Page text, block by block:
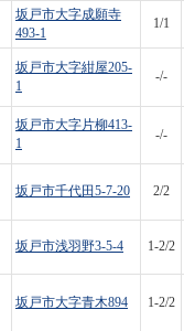
坂戸市大字成願寺
493-1
1/1
坂戸市大字紺屋205-
1
-/-
坂戸市大字片柳413-
1
-/-
坂戸市千代田5-7-20 2/2
坂戸市浅羽野3-5-4 1-2/2
坂戸市大字青木894 1-2/2